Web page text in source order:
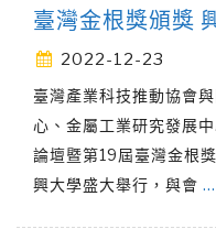
臺灣金根獎頒獎
2022-12-23
臺灣產業科技推動協會
心、金屬工業研究發展
論壇暨第19屆臺灣金根
興大學盛大舉行，與會 …